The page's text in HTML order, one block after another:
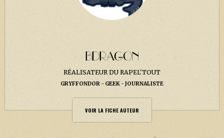
BDRAGON
RÉALISATEUR DU RAPEL'TOUT
GRYFFONDOR GEEK JOURNALISTE
VOIR LA FICHE AUTEUR